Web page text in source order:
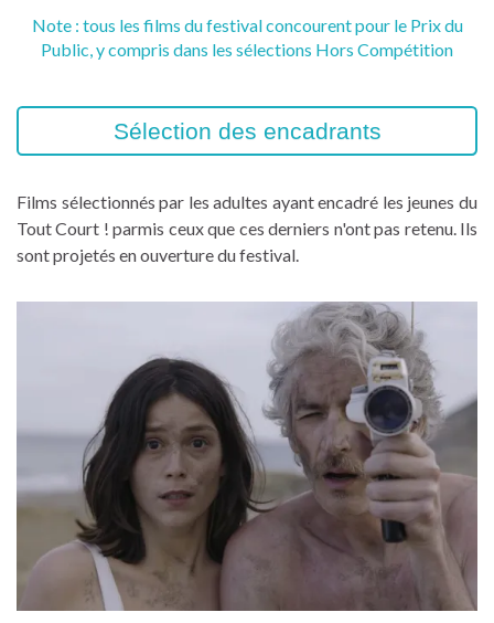
Note : tous les films du festival concourent pour le Prix du
Public, y compris dans les sélections Hors Compétition
Sélection des encadrants
Films sélectionnés par les adultes ayant encadré les jeunes du
Tout Court ! parmis ceux que ces derniers n'ont pas retenu. Ils
sont projetés en ouverture du festival.